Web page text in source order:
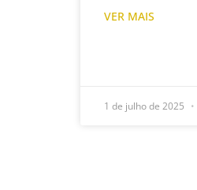
VER MAIS
1 de julho de 2025